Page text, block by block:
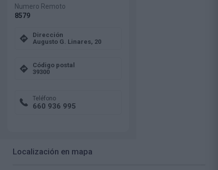
Numero Remoto
8579
Dirección
Augusto G. Linares, 20
Código postal
39300
Teléfono
660 936 995
Localización en mapa